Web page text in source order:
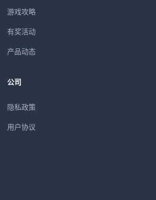
游戏攻略
有奖活动
产品动态
公司
隐私政策
用户协议